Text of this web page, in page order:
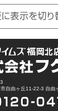
自由ヶ丘11-22-3 自由